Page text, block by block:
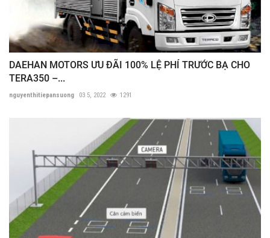
DAEHAN MOTORS ƯU ĐÃI 100% LỆ PHÍ TRƯỚC BẠ CHO
TERA350 –...
nguyenthitiepansuong 03 5, 2022 1291